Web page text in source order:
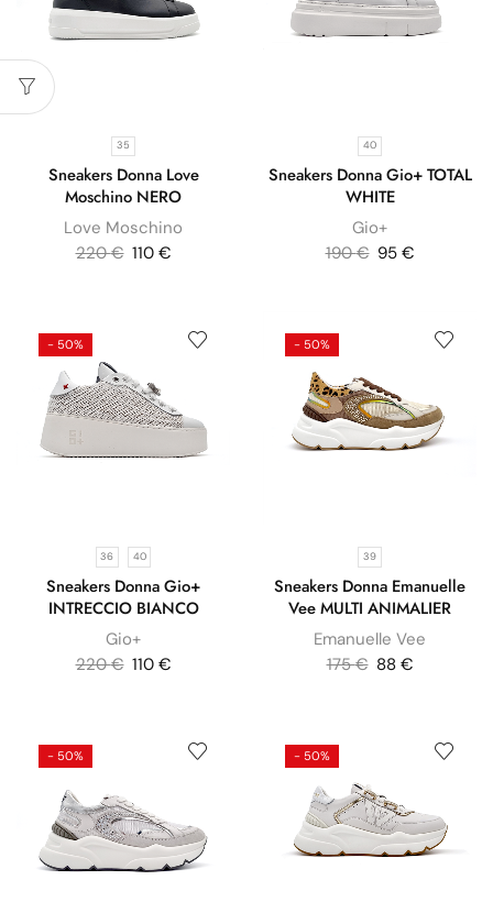
35
Sneakers Donna Love
Moschino NERO
Love Moschino
220€ 110 €
40
Sneakers Donna Gio+ TOTAL
WHITE
Gio+
190€ 95 €
- 50%
36 40
Sneakers Donna Gio+
INTRECCIO BIANCO
Gio+
220€ 110 €
- 50%
39
Sneakers Donna Emanuelle
Vee MULTI ANIMALIER
Emanuelle Vee
175€ 88 €
- 50% - 50%